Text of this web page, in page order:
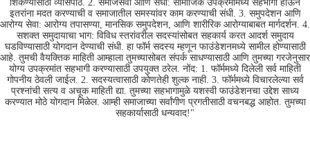
शिकण्यासाठी व्यासपीठ. 2. समाजसेवा आणि संधी: सामाजिक उपक्रमांमध्ये सहभागी होऊन
इतरांना मदत करण्याची व समाजातील समस्यांवर काम करण्याची संधी. 3. समुपदेशन आणि
आरोग्य सेवा: आरोग्य तपासण्या, मानसिक समुपदेशन, आणि शारीरिक आरोग्याबाबत मार्गदर्शन. 4.
सशक्त समुदायाचा भाग: विविध स्तरांवरील सदस्यांसोबत सहकार्य करत आदर्श समुदाय
घडविण्यासाठी योगदान देण्याची संधी. हा फॉर्म सदस्य म्हणून फाउंडेशनमध्ये सामील होण्यासाठी
आहे. तुमची वैयक्तिक माहिती आम्हाला तुमच्यासोबत संपर्क साधण्यासाठी आणि तुमच्या गरजेनुसार
योग्य उपक्रमांत सहभागी करण्यासाठी उपयुक्त ठरेल. नोंद: 1. फॉर्ममध्ये दिलेली सर्व माहिती
गोपनीय ठेवली जाईल. 2. सदस्यत्वासाठी कोणतेही शुल्क नाही. 3. फॉर्ममध्ये विचारलेल्या सर्व
प्रश्नांची सत्य व अचूक माहिती द्या. तुमच्या सहभागामुळे यशस्वी फाउंडेशनचा उद्देश साध्य
करण्यात मोठे योगदान मिळेल. आम्ही समाजाच्या सर्वांगीण प्रगतीसाठी वचनबद्ध आहोत. तुमच्या
सहकार्यासाठी धन्यवाद!"